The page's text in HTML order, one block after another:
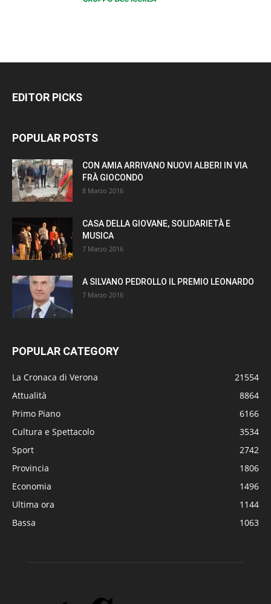
EDITOR PICKS
POPULAR POSTS
CON AMIA ARRIVANO NUOVI ALBERI IN VIA
FRÀ GIOCONDO
8 Marzo 2016
CASA DELLA GIOVANE, SOLIDARIETÀ E
MUSICA
7 Marzo 2016
A SILVANO PEDROLLO IL PREMIO LEONARDO
7 Marzo 2016
POPULAR CATEGORY
La Cronaca di Verona
21554
Attualità
8864
Primo Piano
6166
Cultura e Spettacolo
3534
Sport
2742
Provincia
1806
Economia
1496
Ultima ora
1144
Bassa
1063